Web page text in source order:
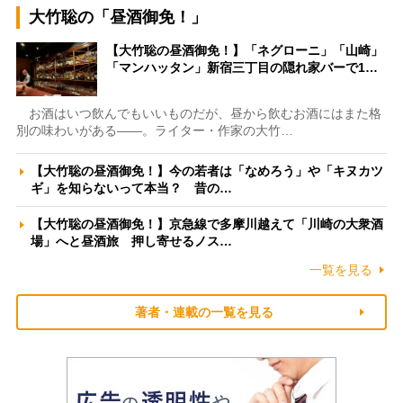
大竹聡の「昼酒御免！」
【大竹聡の昼酒御免！】「ネグローニ」「山崎」
「マンハッタン」新宿三丁目の隠れ家バーで1…
お酒はいつ飲んでもいいものだが、昼から飲むお酒にはまた格
別の味わいがある――。ライター・作家の大竹…
【大竹聡の昼酒御免！】今の若者は「なめろう」や「キヌカツ
ギ」を知らないって本当？ 昔の…
【大竹聡の昼酒御免！】京急線で多摩川越えて「川崎の大衆酒
場」へと昼酒旅 押し寄せるノス…
一覧を見る
著者・連載の一覧を見る